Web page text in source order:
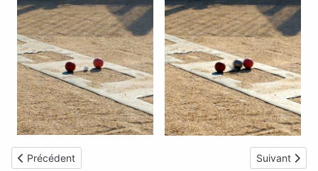
Article précédent : Le tir progressif
Précédent Article
Suivant